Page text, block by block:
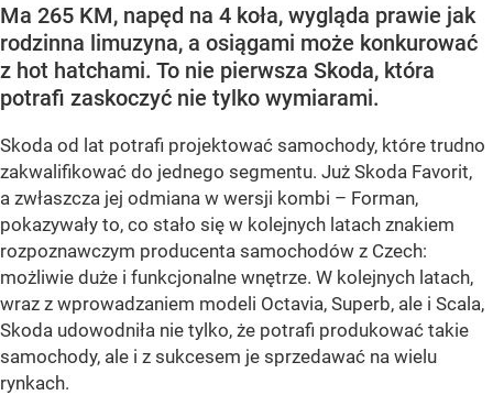
Ma 265 KM, napęd na 4 koła, wygląda prawie jak
rodzinna limuzyna, a osiągami może konkurować
z hot hatchami. To nie pierwsza Skoda, która
potrafi zaskoczyć nie tylko wymiarami.
Skoda od lat potrafi projektować samochody, które trudno
zakwalifikować do jednego segmentu. Już Skoda Favorit,
a zwłaszcza jej odmiana w wersji kombi – Forman,
pokazywały to, co stało się w kolejnych latach znakiem
rozpoznawczym producenta samochodów z Czech:
możliwie duże i funkcjonalne wnętrze. W kolejnych latach,
wraz z wprowadzaniem modeli Octavia, Superb, ale i Scala,
Skoda udowodniła nie tylko, że potrafi produkować takie
samochody, ale i z sukcesem je sprzedawać na wielu
rynkach.